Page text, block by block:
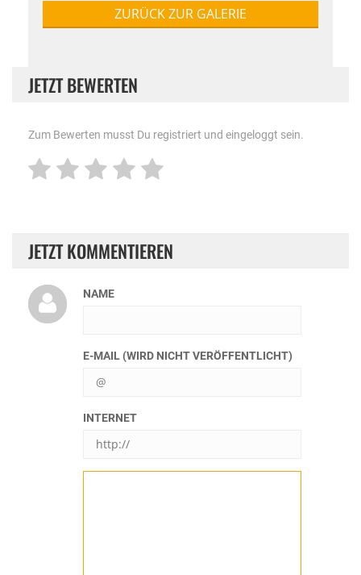
ZURÜCK ZUR GALERIE
JETZT BEWERTEN
Zum Bewerten musst Du registriert und eingeloggt sein.
JETZT KOMMENTIEREN
NAME
E-MAIL (WIRD NICHT VERÖFFENTLICHT)
INTERNET